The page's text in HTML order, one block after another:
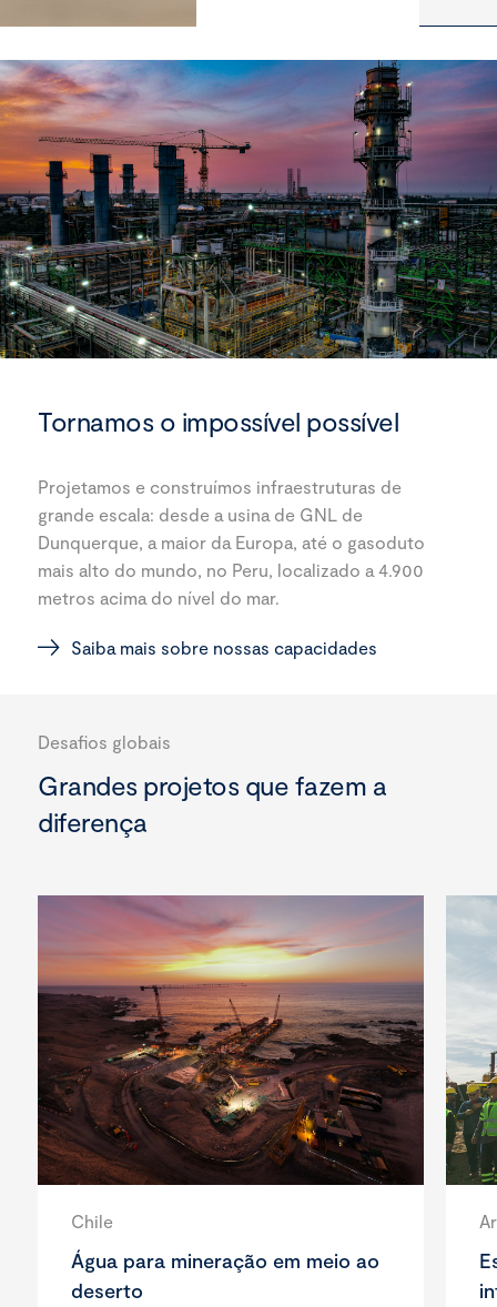
Tornamos o impossível possível
Projetamos e construímos infraestruturas de
grande escala: desde a usina de GNL de
Dunquerque, a maior da Europa, até o gasoduto
mais alto do mundo, no Peru, localizado a 4.900
metros acima do nível do mar.
Saiba mais sobre nossas capacidades
Desafios globais
Grandes projetos que fazem a
diferença
Chile
Água para mineração em meio ao
deserto